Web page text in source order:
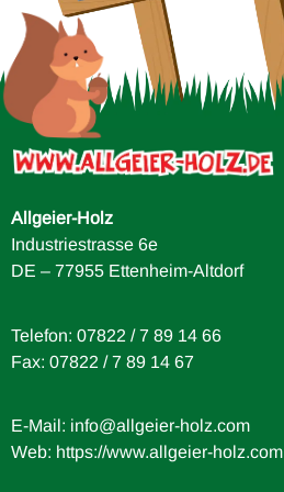
Allgeier-Holz
Industriestrasse 6e
DE – 77955 Ettenheim-Altdorf
Telefon: 07822 / 7 89 14 66
Fax: 07822 / 7 89 14 67
E-Mail: info@allgeier-holz.com
Web: https://www.allgeier-holz.com